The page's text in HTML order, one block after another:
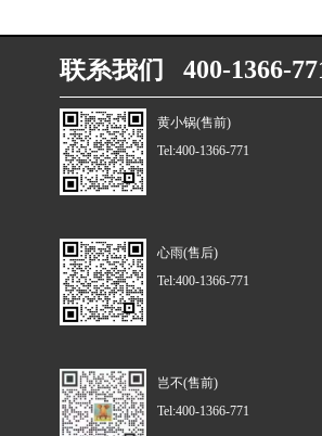
联系我们 400-1366-
黄小锅(售前)
Tel:400-1366-771
心雨(售后)
Tel:400-1366-771
岂不(售前)
Tel:400-1366-771